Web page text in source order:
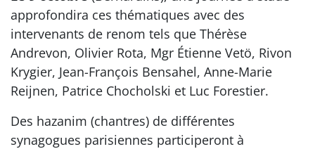
approfondira ces thématiques avec des
intervenants de renom tels que Thérèse
Andrevon, Olivier Rota, Mgr Étienne Vetö, Rivon
Krygier, Jean-François Bensahel, Anne-Marie
Reijnen, Patrice Chocholski et Luc Forestier.
Des hazanim (chantres) de différentes
synagogues parisiennes participeront à